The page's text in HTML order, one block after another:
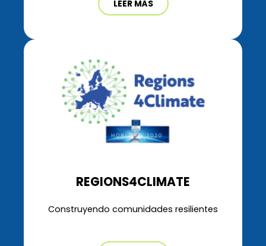
LEER MÁS
REGIONS4CLIMATE
Construyendo comunidades resilientes